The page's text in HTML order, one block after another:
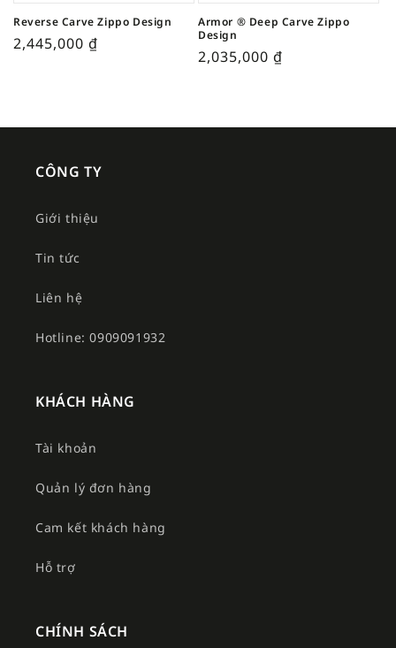
Reverse Carve Zippo Design
2,445,000 ₫
Armor ® Deep Carve Zippo
Design
2,035,000 ₫
CÔNG TY
Giới thiệu
Tin tức
Liên hệ
Hotline: 0909091932
KHÁCH HÀNG
Tài khoản
Quản lý đơn hàng
Cam kết khách hàng
Hỗ trợ
CHÍNH SÁCH